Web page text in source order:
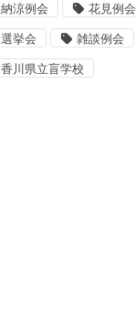
納涼例会 花見例会
選挙会 雑談例会
香川県立盲学校